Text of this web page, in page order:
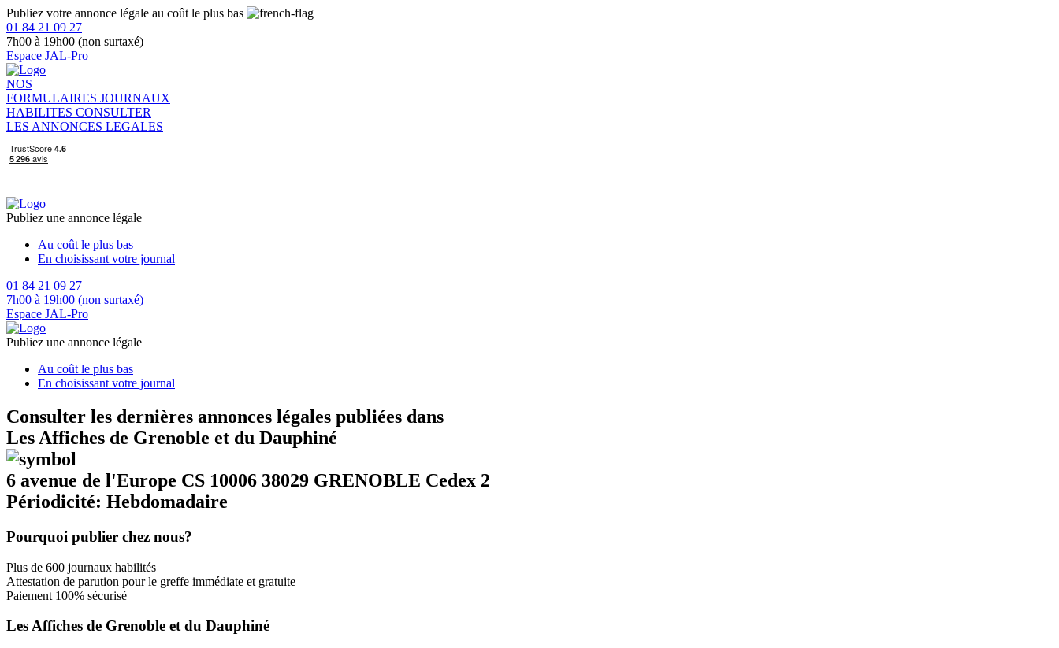
Publiez votre annonce légale au coût le plus bas
01 84 21 09 27
7h00 à 19h00 (non surtaxé)
Espace JAL-Pro
NOS
FORMULAIRES JOURNAUX
HABILITES CONSULTER
LES ANNONCES LEGALES
Publiez une annonce légale
Au coût le plus bas
En choisissant votre journal
01 84 21 09 27
7h00 à 19h00 (non surtaxé)
Espace JAL-Pro
Publiez une annonce légale
Au coût le plus bas
En choisissant votre journal
Consulter les dernières annonces légales publiées dans
Les Affiches de Grenoble et du Dauphiné
6 avenue de l'Europe CS 10006 38029 GRENOBLE Cedex 2
Périodicité: Hebdomadaire
Pourquoi publier chez nous?
Plus de 600 journaux habilités
Attestation de parution pour le greffe immédiate et gratuite
Paiement 100% sécurisé
Les Affiches de Grenoble et du Dauphiné